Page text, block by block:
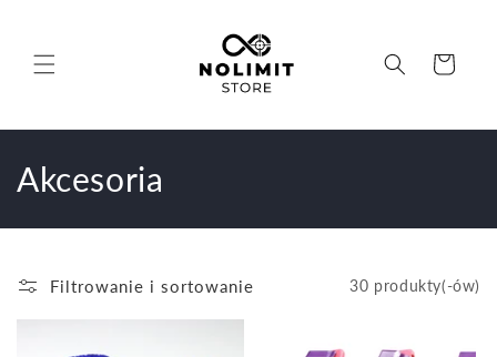
Koszyk
K
o
Akcesoria
Filtrowanie i sortowanie 30 produkty(-ów)